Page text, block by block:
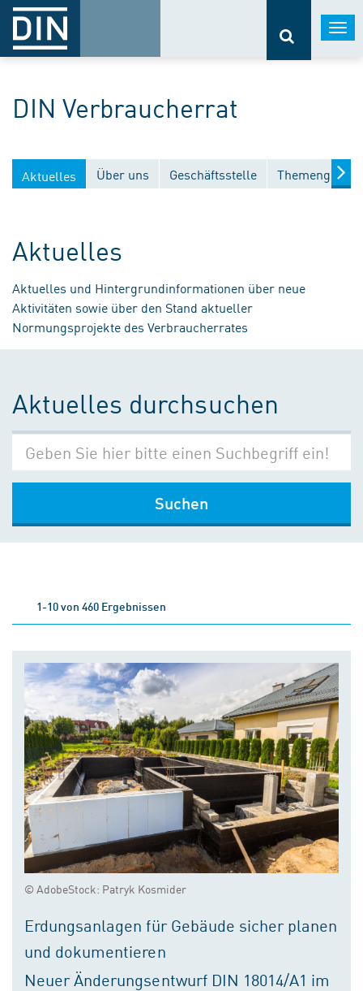
DIN Verbraucherrat
Aktuelles Über uns Geschäftsstelle
Aktuelles
Aktuelles und Hintergrundinformationen über neue
Aktivitäten sowie über den Stand aktueller
Normungsprojekte des Verbraucherrates
Aktuelles durchsuchen
Suchen
1-10 von 460 Ergebnissen
© AdobeStock: Patryk Kosmider
Erdungsanlagen für Gebäude sicher planen
und dokumentieren
Neuer Änderungsentwurf DIN 18014/A1 im